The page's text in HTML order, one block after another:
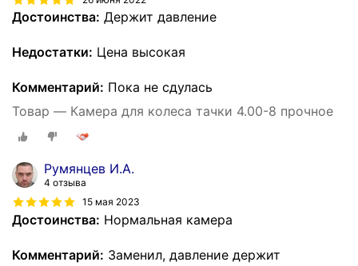
Достоинства: Держит давление
Недостатки: Цена высокая
Комментарий: Пока не сдулась
Товар — Камера для колеса тачки 4.00-8 прочное
Румянцев И.А.
4 отзыва
15 мая 2023
Достоинства: Нормальная камера
Комментарий: Заменил, давление держит